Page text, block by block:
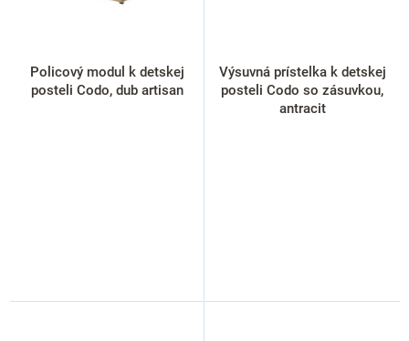
Policový modul k detskej
posteli Codo, dub artisan
Výsuvná prístelka k detskej
posteli Codo so zásuvkou,
antracit